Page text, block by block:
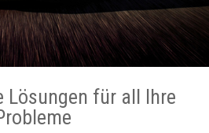
Lösungen für all Ihre